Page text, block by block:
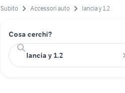
Subito Accessori auto lancia y 1.2
Cosa cerchi?